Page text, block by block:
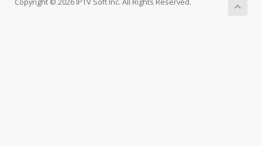
Copyright © 2026 IPTV Soft Inc. All Rights Reserved.